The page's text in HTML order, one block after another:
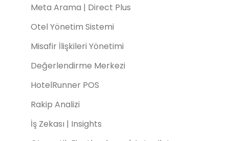
Meta Arama | Direct Plus
Otel Yönetim Sistemi
Misafir İlişkileri Yönetimi
Değerlendirme Merkezi
HotelRunner POS
Rakip Analizi
İş Zekası | Insights